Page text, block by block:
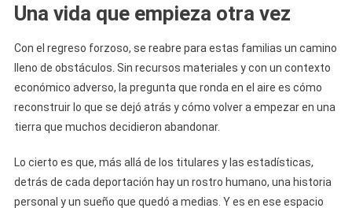
Una vida que empieza otra vez
Con el regreso forzoso, se reabre para estas familias un camino
lleno de obstáculos. Sin recursos materiales y con un contexto
económico adverso, la pregunta que ronda en el aire es cómo
reconstruir lo que se dejó atrás y cómo volver a empezar en una
tierra que muchos decidieron abandonar.
Lo cierto es que, más allá de los titulares y las estadísticas,
detrás de cada deportación hay un rostro humano, una historia
personal y un sueño que quedó a medias. Y es en ese espacio